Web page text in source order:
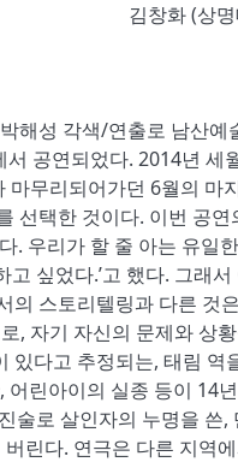
김창화(상
해성 각색/연출로 남산예
서 공연되었다. 2014년 세
마무리되어가던 6월의 마
선택한 것이다. 이번 공연
. 우리가 할 줄 아는 유일
고 싶었다.’고 했다. 그래서
의 스토리텔링과 다른 것
, 자기 자신의 문제와 상
있다고 추정되는, 태림 역
, 어린아이의 실종 등이 14
술로 살인자의 누명을 쓴,
버린다. 연극은 다른 지역